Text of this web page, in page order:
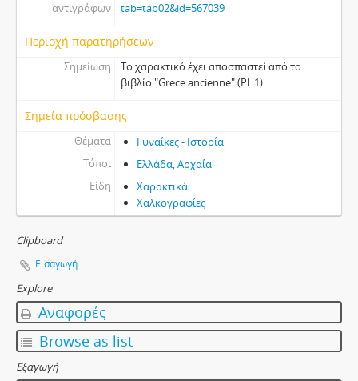
αντιγράφων
tab=tab02&id=567039
Περιοχή παρατηρήσεων
Σημείωση
Το χαρακτικό έχει αποσπαστεί από το
βιβλίο:"Grece ancienne" (Pl. 1).
Σημεία πρόσβασης
Θέματα
Γυναίκες - Ιστορία
Τόποι
Ελλάδα, Αρχαία
Είδη
Χαρακτικά
Χαλκογραφίες
Clipboard
Εισαγωγή
Explore
Αναφορές
Browse as list
Εξαγωγή